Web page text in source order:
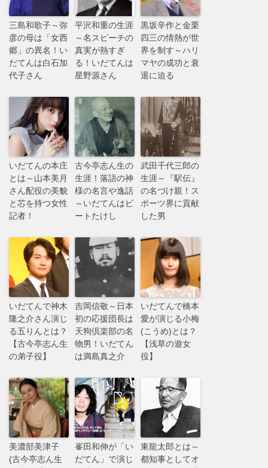
三島和歌子～弥
彦の母は「女西
郷」の異名！い
だてんは白石加
代子さん
平沢和重の生涯
～名スピーチの
真実が熱すぎ
る！いだてんは
星野源さん
黒坂辛作と金栗
四三の情熱が世
界を制す～ハリ
マヤの成功と衰
退に迫る
いだてんの本庄
とは～山本美月
さん配役の美貌
と芯を持つ女性
記者！
古今亭志ん生の
生涯！落語の神
様の名言や逸話
～いだてんはビ
ートたけし
武田千代三郎の
生涯～『駅伝』
の名づけ親！ス
ポーツ界に貢献
した男
いだてんで神木
隆之介さん演じ
る五りんとは？
【古今亭志ん生
の弟子役】
吉岡信敬～日本
初の応援団長は
天狗倶楽部の名
物男！いだてん
は満島真之介
いだてんで橋本
愛が演じる小梅
(こうめ)とは？
【浅草の遊女
役】
美濃部美津子
(古今亭志ん生
峯田和伸が「い
だてん」で演じ
東龍太郎とは～
都知事としてオ